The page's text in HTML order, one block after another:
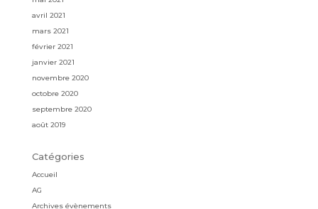
avril 2021
mars 2021
février 2021
janvier 2021
novembre 2020
octobre 2020
septembre 2020
août 2019
Catégories
Accueil
AG
Archives évènements